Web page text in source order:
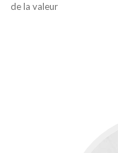
de la valeur